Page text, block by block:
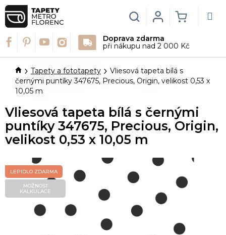
Přejít
na
obsah
Doprava zdarma
při nákupu nad 2 000 Kč
Hledat
KOŠÍK
Login
DomůTapety a fototapety
Vliesová tapeta bílá s
černými puntíky 347675, Precious, Origin, velikost 0,53 x
10,05 m
Vliesová tapeta bílá s černými
puntíky 347675, Precious, Origin,
velikost 0,53 x 10,05 m
LEPIDLO ZDARMA
MOŽNOST
KALKULACE